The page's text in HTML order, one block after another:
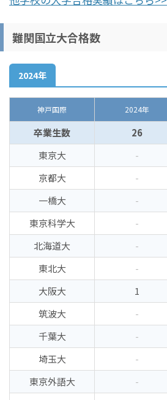
難関国立大合格数
2024年
神戸国際 2024年
卒業生数 26
東京大
-
京都大
-
一橋大
-
東京科学大
-
北海道大
-
東北大
-
大阪大
1
筑波大
-
千葉大
-
埼玉大
-
東京外語大
-